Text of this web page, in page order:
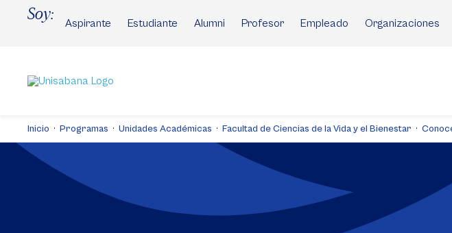
Soy:
Aspirante Estudiante Alumni Profesor Empleado Organizaciones
Inicio Programas Unidades Académicas Facultad de Ciencias de la Vida y el Bienestar